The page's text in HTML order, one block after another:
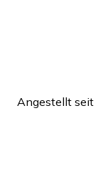
Angestellt seit